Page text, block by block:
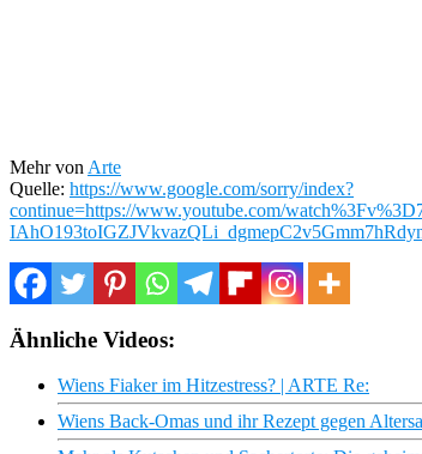
Mehr von Arte
Quelle: https://www.google.com/sorry/index?
continue=https://www.youtube.com/
Ähnliche Videos:
Wiens Fiaker im Hitzestress? | ARTE Re:
Wiens Back-Omas und ihr Rezept gegen